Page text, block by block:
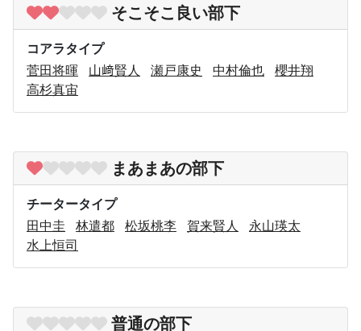
そこそこ良い部下
コアラタイプ
菅田将暉
山﨑賢人 瀬戸康史 中村倫也
櫻井翔
高杉真宙
まあまあの部下
チータータイプ
田中圭
林遣都 松坂桃李 賀来賢人
永山瑛太
水上恒司
普通の部下